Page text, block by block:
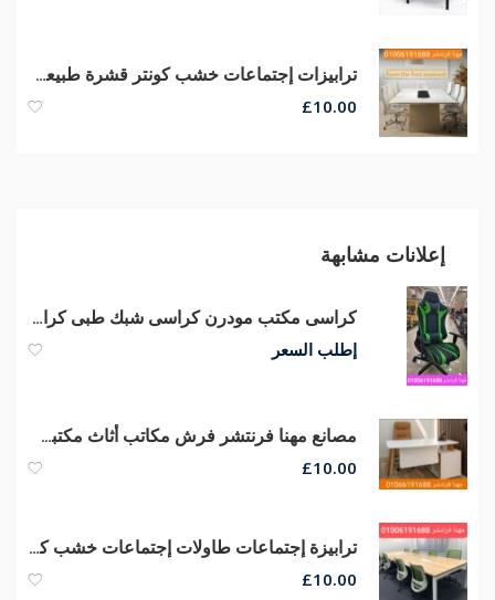
ترابيزات إجتماعات خشب كونتر قشرة طبيعى طاولات إجتماعات كراسى شبك
£10.00
إعلانات مشابهة
كراسى مكتب مودرن كراسى شبك طبى كراسى مدير عام جلد طبيعي من مصانع مهنا
إطلب السعر
مصانع مهنا فرنتشر فرش مكاتب أثاث مكتبى مميز اثاث شركات
£10.00
ترابيزة إجتماعات طاولات إجتماعات خشب كونتر قشرة طبيعى
£10.00